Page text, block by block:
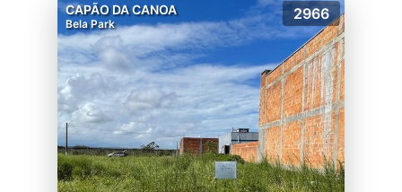
CAPÃO DA CANOA
Bela Park
2966